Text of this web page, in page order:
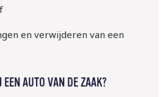
en verwijderen van een
AUTO VAN DE ZAAK?